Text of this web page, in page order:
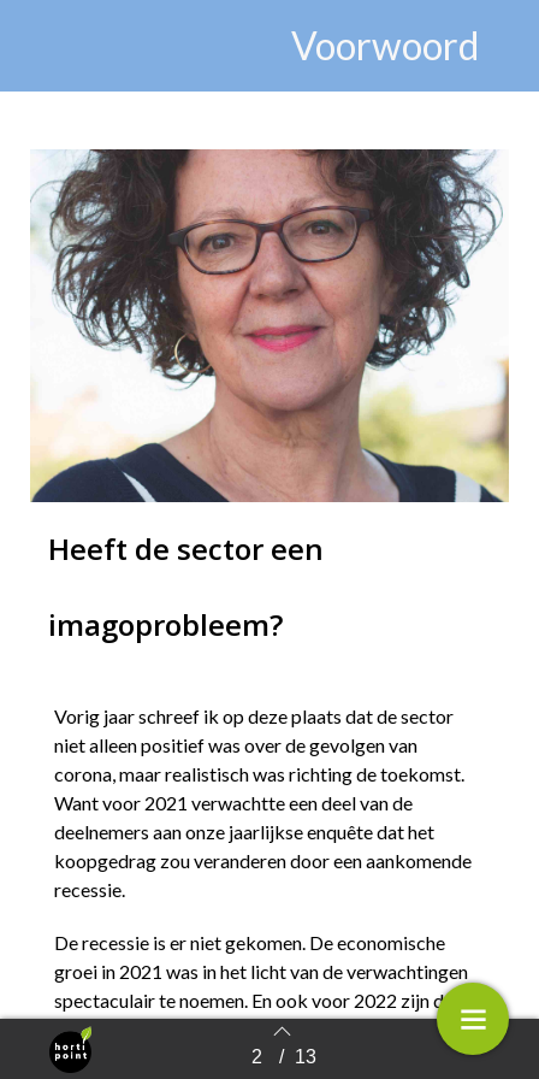
Terug naar overzicht 2 / 13
Voorwoord
Heeft de sector een
imagoprobleem?
Vorig jaar schreef ik op deze plaats dat de sector
niet alleen positief was over de gevolgen van
corona, maar realistisch was richting de toekomst.
Want voor 2021 verwachtte een deel van de
deelnemers aan onze jaarlijkse enquête dat het
koopgedrag zou veranderen door een aankomende
recessie.
De recessie is er niet gekomen. De economische
groei in 2021 was in het licht van de verwachtingen
spectaculair te noemen. En ook voor 2022 zijn de
verwachtingen hoog gespannen. Als het om de
afzetmarkt gaat is bijna iedereen optimistisch, de